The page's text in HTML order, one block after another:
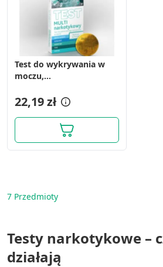
Test do wykrywania w
moczu,
22,19 zł
7 Przedmioty
Testy narkotykowe –
działają